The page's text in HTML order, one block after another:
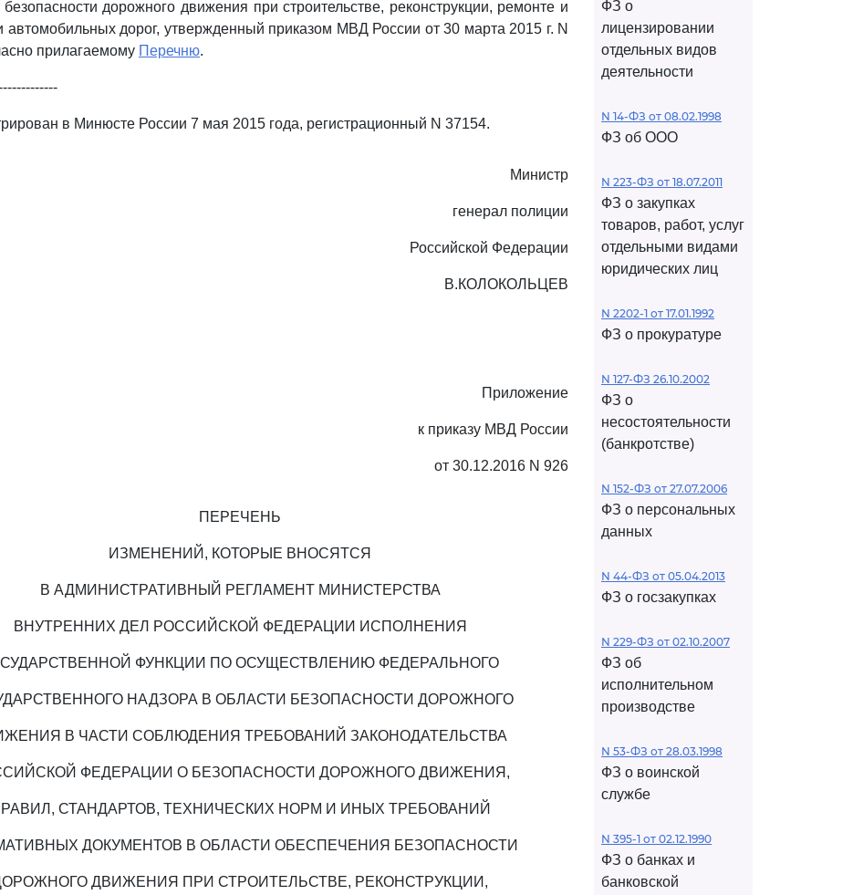
дорожного движения при строительстве, реконструкции, ремонте и
автомобильных дорог, утвержденный приказом МВД России от 30 марта 2015 г. N
прилагаемому Перечню.
в Минюсте России 7 мая 2015 года, регистрационный N 37154.
Министр
генерал полиции
Российской Федерации
В.КОЛОКОЛЬЦЕВ
Приложение
к приказу МВД России
от 30.12.2016 N 926
ПЕРЕЧЕНЬ
ИЗМЕНЕНИЙ, КОТОРЫЕ ВНОСЯТСЯ
В АДМИНИСТРАТИВНЫЙ РЕГЛАМЕНТ МИНИСТЕРСТВА
ВНУТРЕННИХ ДЕЛ РОССИЙСКОЙ ФЕДЕРАЦИИ ИСПОЛНЕНИЯ
ФУНКЦИИ ПО ОСУЩЕСТВЛЕНИЮ ФЕДЕРАЛЬНОГО
НАДЗОРА В ОБЛАСТИ БЕЗОПАСНОСТИ ДОРОЖНОГО
В ЧАСТИ СОБЛЮДЕНИЯ ТРЕБОВАНИЙ ЗАКОНОДАТЕЛЬСТВА
ФЕДЕРАЦИИ О БЕЗОПАСНОСТИ ДОРОЖНОГО ДВИЖЕНИЯ,
СТАНДАРТОВ, ТЕХНИЧЕСКИХ НОРМ И ИНЫХ ТРЕБОВАНИЙ
ДОКУМЕНТОВ В ОБЛАСТИ ОБЕСПЕЧЕНИЯ БЕЗОПАСНОСТИ
ДВИЖЕНИЯ ПРИ СТРОИТЕЛЬСТВЕ, РЕКОНСТРУКЦИИ,
ФЗ о
лицензировании
отдельных видов
деятельности
N 14-ФЗ от 08.02.1998
ФЗ об ООО
N 223-ФЗ от 18.07.2011
ФЗ о закупках
товаров, работ, услуг
отдельными видами
юридических лиц
N 2202-1 от 17.01.1992
ФЗ о прокуратуре
N 127-ФЗ 26.10.2002
ФЗ о
несостоятельности
(банкротстве)
N 152-ФЗ от 27.07.2006
ФЗ о персональных
данных
N 44-ФЗ от 05.04.2013
ФЗ о госзакупках
N 229-ФЗ от 02.10.2007
ФЗ об
исполнительном
производстве
N 53-ФЗ от 28.03.1998
ФЗ о воинской
службе
N 395-1 от 02.12.1990
ФЗ о банках и
банковской